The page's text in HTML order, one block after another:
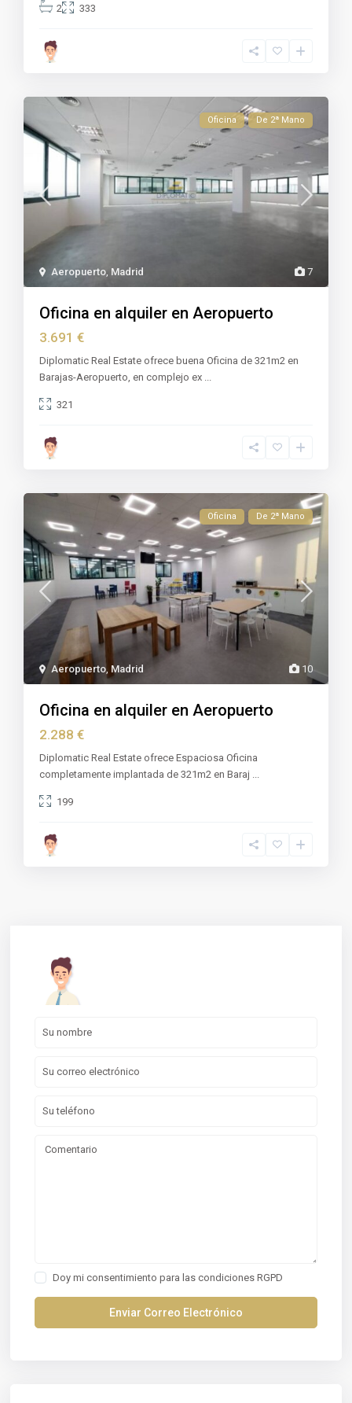
2 333
7
Aeropuerto, Madrid
Oficina De 2ª Mano
Oficina en alquiler en Aeropuerto
3.691 €
Diplomatic Real Estate ofrece buena Oficina de 321m2 en
Barajas-Aeropuerto, en complejo ex ...
321
10
Aeropuerto Madrid
Oficina De 2ª Mano
Oficina en alquiler en Aeropuerto
2.288 €
Diplomatic Real Estate ofrece Espaciosa Oficina
completamente implantada de 321m2 en Baraj
199
Doy mi consentimiento para lascondiciones RGPD